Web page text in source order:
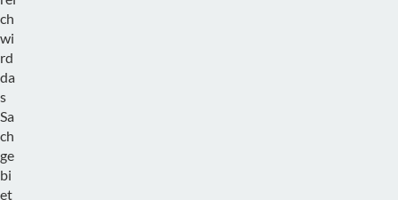
ch
wi
rd
da
s
Sa
ch
ge
bi
et